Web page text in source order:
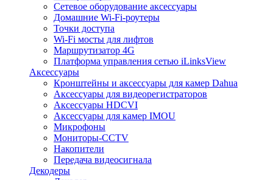
Сетевое оборудование аксессуары
Домашние Wi-Fi-роутеры
Точки доступа
Wi-Fi мосты для лифтов
Маршрутизатор 4G
Платформа управления сетью iLinksView
Аксессуары
Кронштейны и аксессуары для камер Dahua
Аксессуары для видеорегистраторов
Аксессуары HDCVI
Аксессуары для камер IMOU
Микрофоны
Мониторы-CCTV
Накопители
Передача видеосигнала
Декодеры